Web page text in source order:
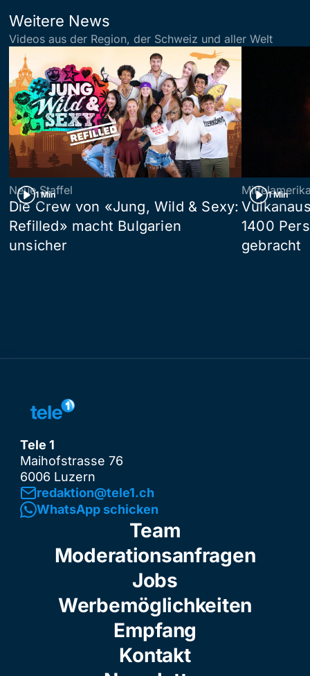
Weitere News
Videos aus der Region, der Schweiz und aller Welt
1 Min
Neue Staffel
Die Crew von «Jung, Wild & Sexy:
Refilled» macht Bulgarien
unsicher
1 Min
1400
gebracht
Tele 1
Maihofstrasse 76
6006 Luzern
redaktion@tele1.ch
WhatsApp schicken
Team
Moderationsanfragen
Jobs
Werbemöglichkeiten
Empfang
Kontakt